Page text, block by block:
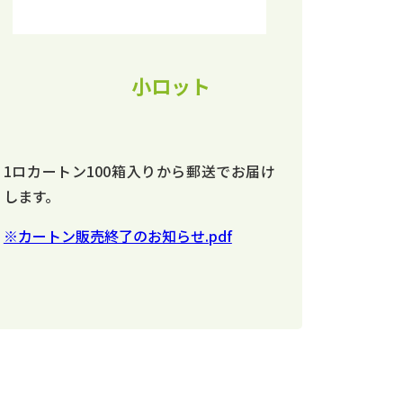
小ロット
1ロカートン100箱入りから郵送でお届け
します。
※カートン販売終了のお知らせ.pdf